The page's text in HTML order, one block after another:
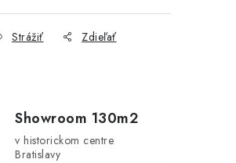
Strážiť Zdieľať
Showroom 130m2
v historickom centre
Bratislavy